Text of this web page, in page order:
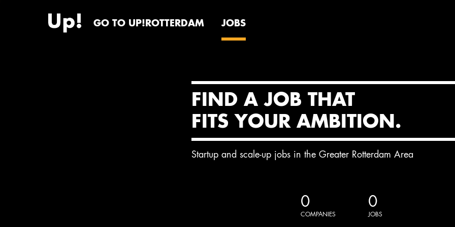
GO TO UP!ROTTERDAM JOBS
FIND A JOB THAT
FITS YOUR AMBITION.
Startup and scale-up jobs in the Greater Rotterdam Area
0
COMPANIES
0
JOBS